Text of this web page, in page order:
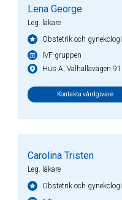
Lena George
Leg. läkare
Obstetrik och gynekologi
IVF-gruppen
Hus A, Valhallavägen 91
Kontakta vårdgivare
Carolina Tristen
Leg. läkare
Obstetrik och gynekologi